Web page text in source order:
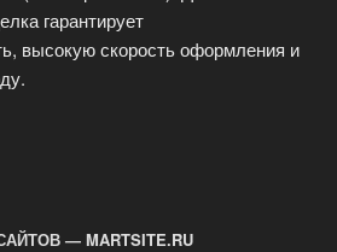
гарантирует
высокую скорость оформления и
— MARTSITE.RU